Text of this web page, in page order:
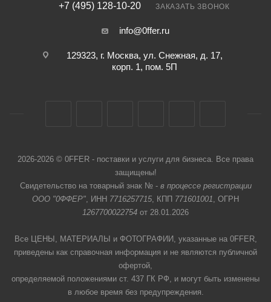
+7 (495) 128-10-20 ЗАКАЗАТЬ ЗВОНОК
info@0ffer.ru
129323, г. Москва, ул. Снежная, д. 17,
корп. 1, пом. 5П
2026-2026 © 0FFER - поставки и услуги для бизнеса. Все права
защищены!
Свидетельство на товарный знак № - в процессе регистрации
ООО "0ФФЕР", ИНН 7716257715, КПП 771601001, ОГРН
1267700022754 от 28.01.2026
Все ЦЕНЫ, МАТЕРИАЛЫ и ФОТОГРАФИИ, указанные на 0FFER,
приведены как справочная информация и не являются публичной
офертой,
определяемой положениями ст. 437 ГК РФ, и могут быть изменены
в любое время без предупреждения.